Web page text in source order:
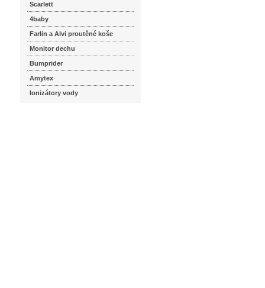
Scarlett
4baby
Farlin a Alvi proutěné koše
Monitor dechu
Bumprider
Amytex
Ionizátory vody